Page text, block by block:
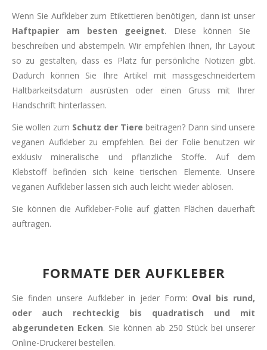
Wenn Sie Aufkleber zum Etikettieren benötigen, dann ist unser
Haftpapier am besten geeignet. Diese können Sie
beschreiben und abstempeln. Wir empfehlen Ihnen, Ihr Layout
so zu gestalten, dass es Platz für persönliche Notizen gibt.
Dadurch können Sie Ihre Artikel mit massgeschneidertem
Haltbarkeitsdatum ausrüsten oder einen Gruss mit Ihrer
Handschrift hinterlassen.
Sie wollen zum Schutz der Tiere beitragen? Dann sind unsere
veganen Aufkleber zu empfehlen. Bei der Folie benutzen wir
exklusiv mineralische und pflanzliche Stoffe. Auf dem
Klebstoff befinden sich keine tierischen Elemente. Unsere
veganen Aufkleber lassen sich auch leicht wieder ablösen.
Sie können die Aufkleber-Folie auf glatten Flächen dauerhaft
auftragen.
FORMATE DER AUFKLEBER
Sie finden unsere Aufkleber in jeder Form: Oval bis rund,
oder auch rechteckig bis quadratisch und mit
abgerundeten Ecken. Sie können ab 250 Stück bei unserer
Online-Druckerei bestellen.